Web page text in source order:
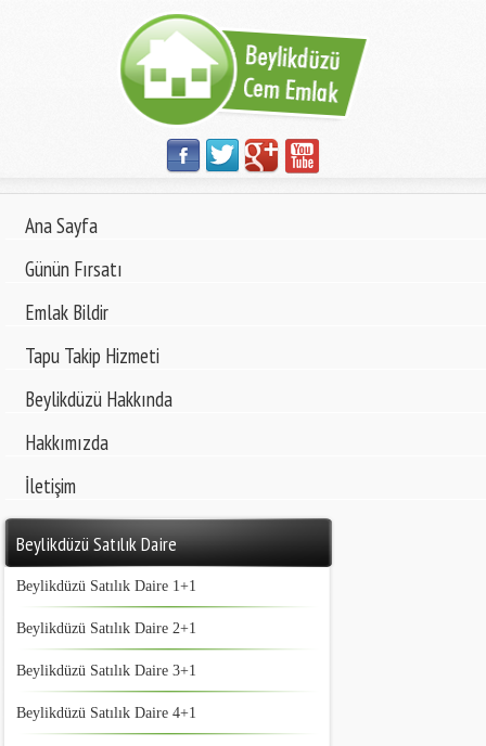
Ana Sayfa
Günün Fırsatı
Emlak Bildir
Tapu Takip Hizmeti
Beylikdüzü Hakkında
Hakkımızda
İletişim
Beylikdüzü Satılık Daire
Beylikdüzü Satılık Daire 1+1
Beylikdüzü Satılık Daire 2+1
Beylikdüzü Satılık Daire 3+1
Beylikdüzü Satılık Daire 4+1